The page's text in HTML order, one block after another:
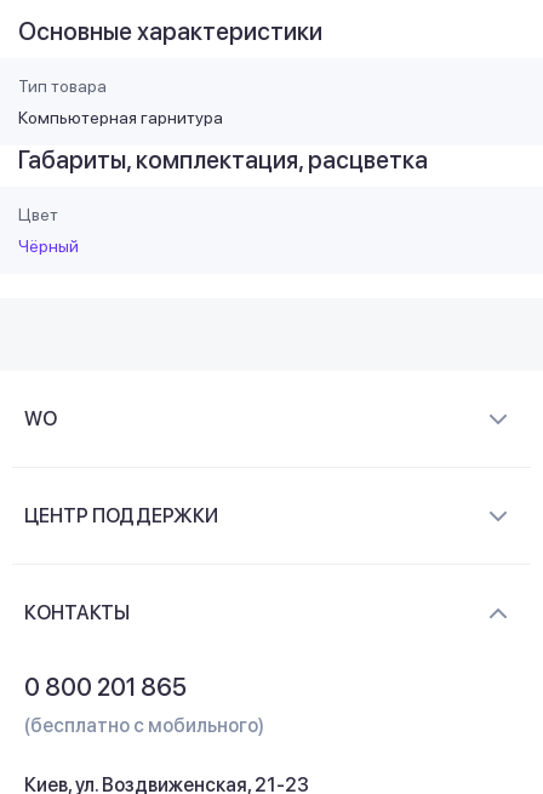
Основные характеристики
Тип товара
Компьютерная гарнитура
Габариты, комплектация, расцветка
Цвет
Чёрный
WO
Контакты
ЦЕНТР ПОДДЕРЖКИ
КОНТАКТЫ
0 800 201 865
(бесплатно с мобильного)
Киев, ул. Воздвиженская, 21-23